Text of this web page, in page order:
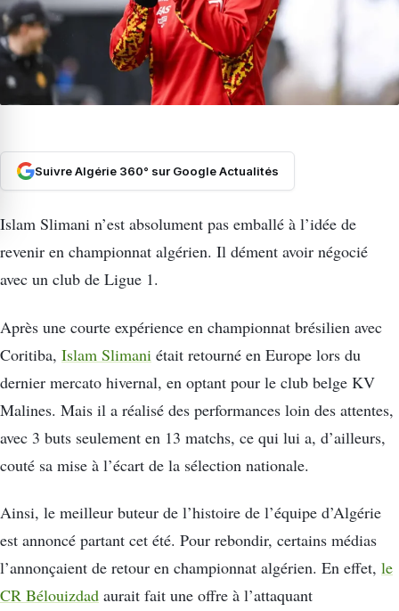
Suivre Algérie 360° sur Google Actualités
Islam Slimani n’est absolument pas emballé à l’idée de
revenir en championnat algérien. Il dément avoir négocié
avec un club de Ligue 1.
Après une courte expérience en championnat brésilien avec
Coritiba, Islam Slimani était retourné en Europe lors du
dernier mercato hivernal, en optant pour le club belge KV
Malines. Mais il a réalisé des performances loin des attentes,
avec 3 buts seulement en 13 matchs, ce qui lui a, d’ailleurs,
couté sa mise à l’écart de la sélection nationale.
Ainsi, le meilleur buteur de l’histoire de l’équipe d’Algérie
est annoncé partant cet été. Pour rebondir, certains médias
l’annonçaient de retour en championnat algérien. En effet, le
CR Bélouizdad aurait fait une offre à l’attaquant